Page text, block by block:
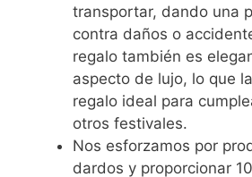
transportar, dando una
contra daños o
regalo también es
aspecto de lujo, lo que
regalo ideal para
otros festivales.
Nos esforzamos por
dardos y proporcionar